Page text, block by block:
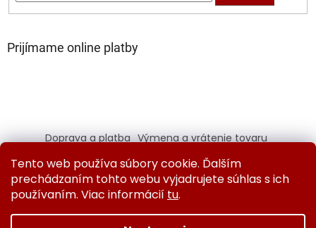
Tento web používa súbory cookie. Ďalším
prechádzaním tohto webu vyjadrujete súhlas s ich
používaním. Viac informácií tu.
Prijímame online platby
Doprava a platba Výmena a vrátenie tovaru
Ochrana osobných údajov